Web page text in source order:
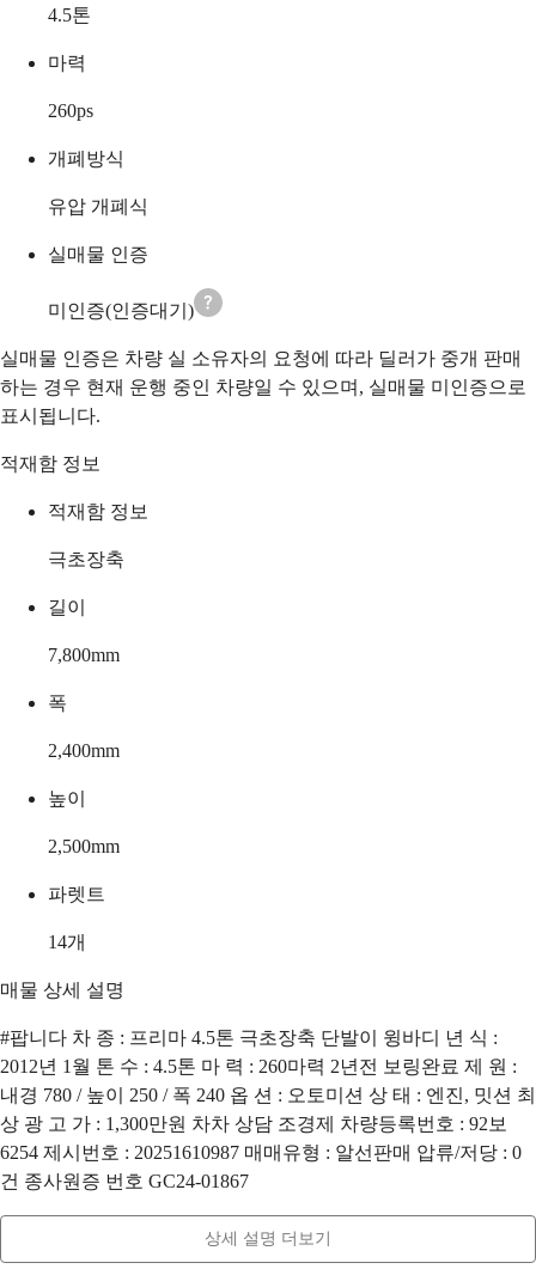
4.5톤
마력
260ps
개폐방식
유압 개폐식
실매물 인증
미인증(인증대기)
실매물 인증은 차량 실 소유자의 요청에 따라 딜러가 중개 판매
하는 경우 현재 운행 중인 차량일 수 있으며, 실매물 미인증으로
표시됩니다.
적재함 정보
적재함 정보
극초장축
길이
7,800mm
폭
2,400mm
높이
2,500mm
파렛트
14개
매물 상세 설명
#팝니다 차 종 : 프리마 4.5톤 극초장축 단발이 윙바디 년 식 :
2012년 1월 톤 수 : 4.5톤 마 력 : 260마력 2년전 보링완료 제 원 :
내경 780 / 높이 250 / 폭 240 옵 션 : 오토미션 상 태 : 엔진, 밋션 최
상 광 고 가 : 1,300만원 차차 상담 조경제 차량등록번호 : 92보
6254 제시번호 : 20251610987 매매유형 : 알선판매 압류/저당 : 0
건 종사원증 번호 GC24-01867
상세 설명 더보기